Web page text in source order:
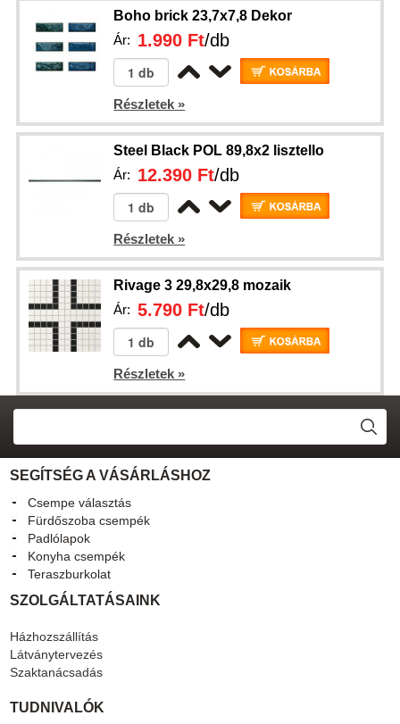
Boho brick 23,7x7,8 Dekor
Ár: 1.990 Ft/db
Részletek »
Steel Black POL 89,8x2 lisztello
Ár: 12.390 Ft/db
Részletek »
Rivage 3 29,8x29,8 mozaik
Ár:5.790 Ft/db
Részletek »
SEGÍTSÉG A VÁSÁRLÁSHOZ
Csempe választás
Fürdőszoba csempék
Padlólapok
Konyha csempék
Teraszburkolat
SZOLGÁLTATÁSAINK
Házhozszállítás
Látványtervezés
Szaktanácsadás
TUDNIVALÓK